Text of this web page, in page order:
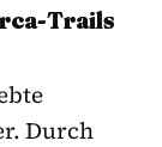
Trails
Durch